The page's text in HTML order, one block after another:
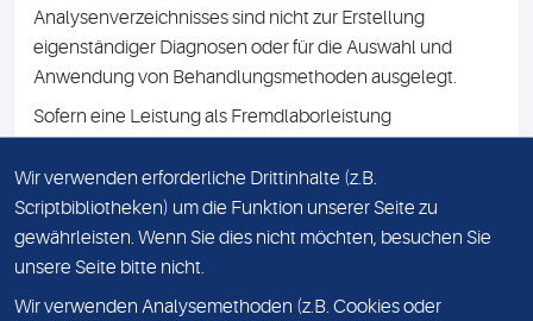
Analysenverzeichnisses sind nicht zur Erstellung
eigenständiger Diagnosen oder für die Auswahl und
Anwendung von Behandlungsmethoden ausgelegt.
Sofern eine Leistung als Fremdlaborleistung
Namen des Fremdlabors mit. Mit der Beauftragung der
Fremdlaborleistung erklären Sie sich mit dieser
Vereinbarung einverstanden.
Wir verwenden erforderliche Drittinhalte (z.B.
Scriptbibliotheken) um die Funktion unserer Seite zu
gewährleisten. Wenn Sie dies nicht möchten, besuchen Sie
unsere Seite bitte nicht.
Wir verwenden Analysemethoden (z.B. Cookies oder